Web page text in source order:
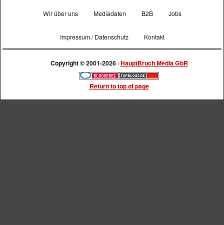
Wir über uns Mediadaten B2B Jobs
Impressum / Datenschutz Kontakt
Copyright © 2001-2026 ·HauptBruch Media GbR
Return to top of page